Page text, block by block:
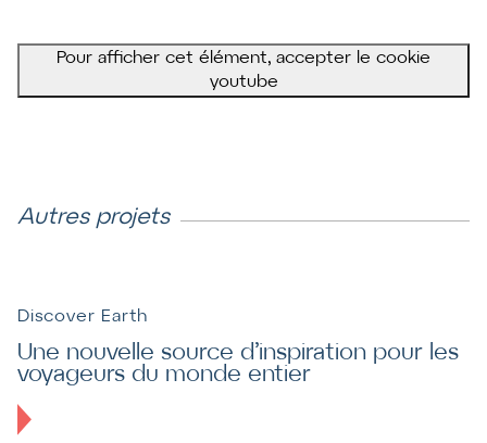
Pour afficher cet élément, accepter le cookie
youtube
Autres projets
Discover Earth
Une nouvelle source d’inspiration pour les
voyageurs du monde entier